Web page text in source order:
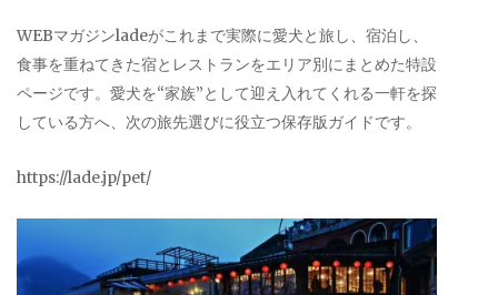
WEBマガジンladeがこれまで実際に愛犬と旅し、宿泊し、
食事を重ねてきた宿とレストランをエリア別にまとめた特設
ページです。愛犬を“家族”として迎え入れてくれる一軒を探
している方へ、次の旅先選びに役立つ保存版ガイドです。
https://lade.jp/pet/